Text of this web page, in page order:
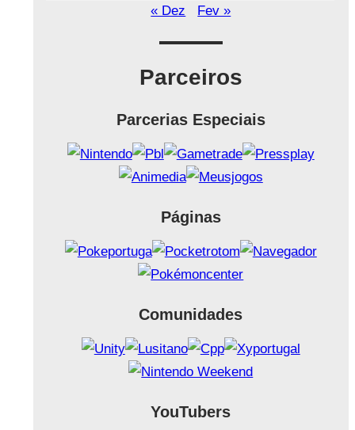
« Dez
Fev »
Parceiros
Parcerias Especiais
Páginas
Comunidades
YouTubers